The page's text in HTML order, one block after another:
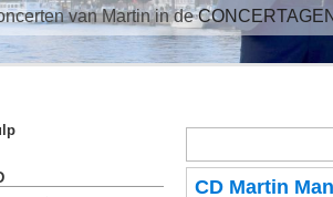
van Martin in de
CD Martin